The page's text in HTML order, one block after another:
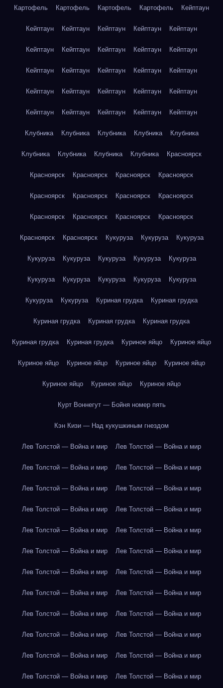
Картофель Картофель Картофель Картофель Кейптаун
Кейптаун Кейптаун Кейптаун Кейптаун Кейптаун
Кейптаун Кейптаун Кейптаун Кейптаун Кейптаун
Кейптаун Кейптаун Кейптаун Кейптаун Кейптаун
Кейптаун Кейптаун Кейптаун Кейптаун Кейптаун
Кейптаун Кейптаун Кейптаун Кейптаун Кейптаун
Клубника Клубника Клубника Клубника Клубника
Клубника Клубника Клубника Клубника Красноярск
Красноярск Красноярск Красноярск Красноярск
Красноярск Красноярск Красноярск Красноярск
Красноярск Красноярск Красноярск Красноярск
Красноярск Красноярск Кукуруза Кукуруза Кукуруза
Кукуруза Кукуруза Кукуруза Кукуруза Кукуруза
Кукуруза Кукуруза Кукуруза Кукуруза Кукуруза
Кукуруза Кукуруза Куриная грудка Куриная грудка
Куриная грудка Куриная грудка Куриная грудка
Куриная грудка Куриная грудка Куриное яйцо Куриное яйцо
Куриное яйцо Куриное яйцо Куриное яйцо Куриное яйцо
Куриное яйцо Куриное яйцо Куриное яйцо
Курт Воннегут — Бойня номер пять
Кэн Кизи — Над кукушкиным гнездом
Лев Толстой — Война и мир Лев Толстой — Война и мир
Лев Толстой — Война и мир Лев Толстой — Война и мир
Лев Толстой — Война и мир Лев Толстой — Война и мир
Лев Толстой — Война и мир Лев Толстой — Война и мир
Лев Толстой — Война и мир Лев Толстой — Война и мир
Лев Толстой — Война и мир Лев Толстой — Война и мир
Лев Толстой — Война и мир Лев Толстой — Война и мир
Лев Толстой — Война и мир Лев Толстой — Война и мир
Лев Толстой — Война и мир Лев Толстой — Война и мир
Лев Толстой — Война и мир Лев Толстой — Война и мир
Лев Толстой — Война и мир Лев Толстой — Война и мир
Лев Толстой — Война и мир Лев Толстой — Война и мир